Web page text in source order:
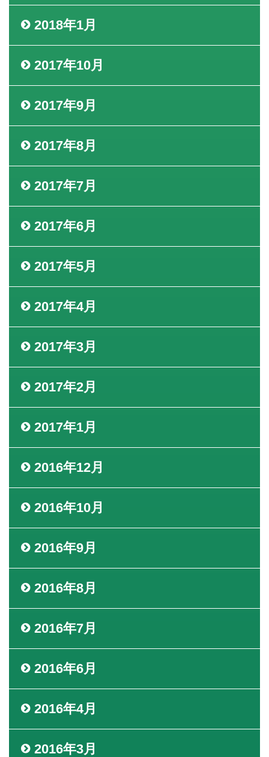
2018年1月
2017年10月
2017年9月
2017年8月
2017年7月
2017年6月
2017年5月
2017年4月
2017年3月
2017年2月
2017年1月
2016年12月
2016年10月
2016年9月
2016年8月
2016年7月
2016年6月
2016年4月
2016年3月